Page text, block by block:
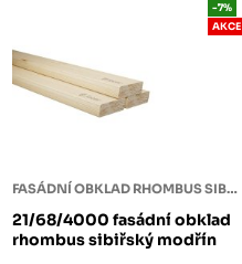
FASÁDNÍ OBKLAD RHOMBUS SIBIŘSKÝ MODŘÍN
21/68/4000 fasádní obklad
rhombus sibiřský modřín
-7%
AKCE